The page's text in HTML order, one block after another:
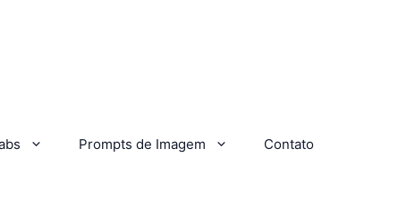
Prompts de Imagem Contato